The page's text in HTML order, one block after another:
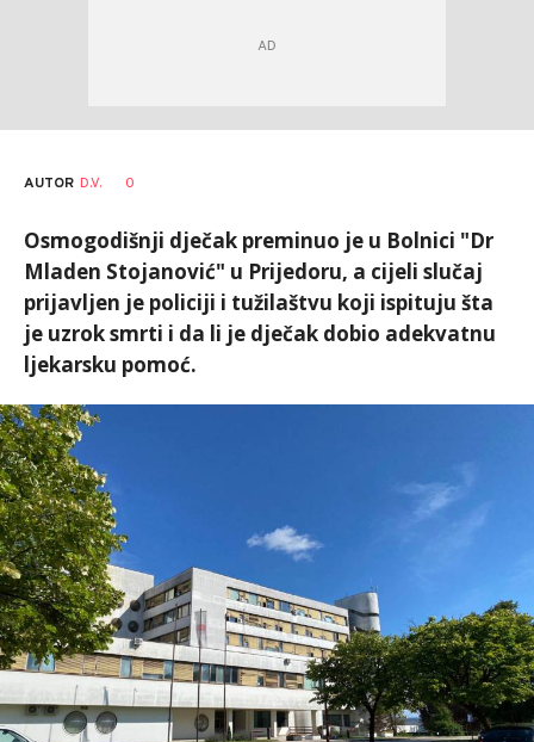
AUTOR D.V. 0
Osmogodišnji dječak preminuo je u Bolnici "Dr
Mladen Stojanović" u Prijedoru, a cijeli slučaj
prijavljen je policiji i tužilaštvu koji ispituju šta
je uzrok smrti i da li je dječak dobio adekvatnu
ljekarsku pomoć.